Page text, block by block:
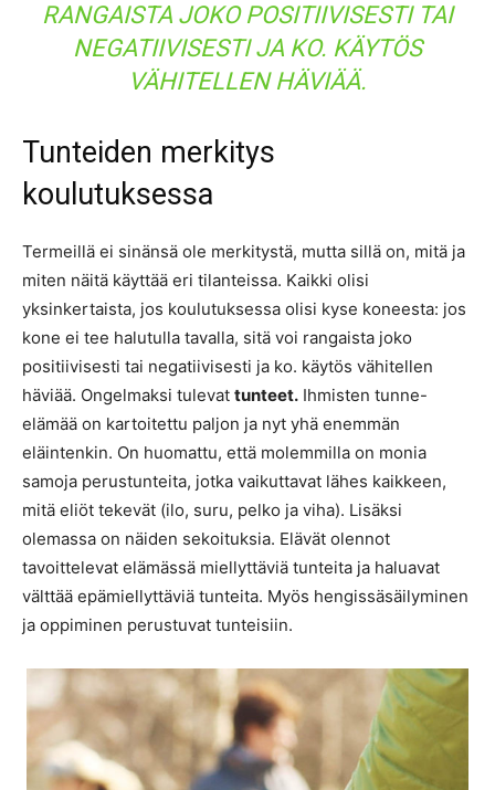
RANGAISTA JOKO POSITIIVISESTI TAI
NEGATIIVISESTI JA KO. KÄYTÖS
VÄHITELLEN HÄVIÄÄ.
Tunteiden merkitys
koulutuksessa
Termeillä ei sinänsä ole merkitystä, mutta sillä on, mitä ja
miten näitä käyttää eri tilanteissa. Kaikki olisi
yksinkertaista, jos koulutuksessa olisi kyse koneesta: jos
kone ei tee halutulla tavalla, sitä voi rangaista joko
positiivisesti tai negatiivisesti ja ko. käytös vähitellen
häviää. Ongelmaksi tulevat tunteet. Ihmisten tunne-
elämää on kartoitettu paljon ja nyt yhä enemmän
eläintenkin. On huomattu, että molemmilla on monia
samoja perustunteita, jotka vaikuttavat lähes kaikkeen,
mitä eliöt tekevät (ilo, suru, pelko ja viha). Lisäksi
olemassa on näiden sekoituksia. Elävät olennot
tavoittelevat elämässä miellyttäviä tunteita ja haluavat
välttää epämiellyttäviä tunteita. Myös hengissäsäilyminen
ja oppiminen perustuvat tunteisiin.